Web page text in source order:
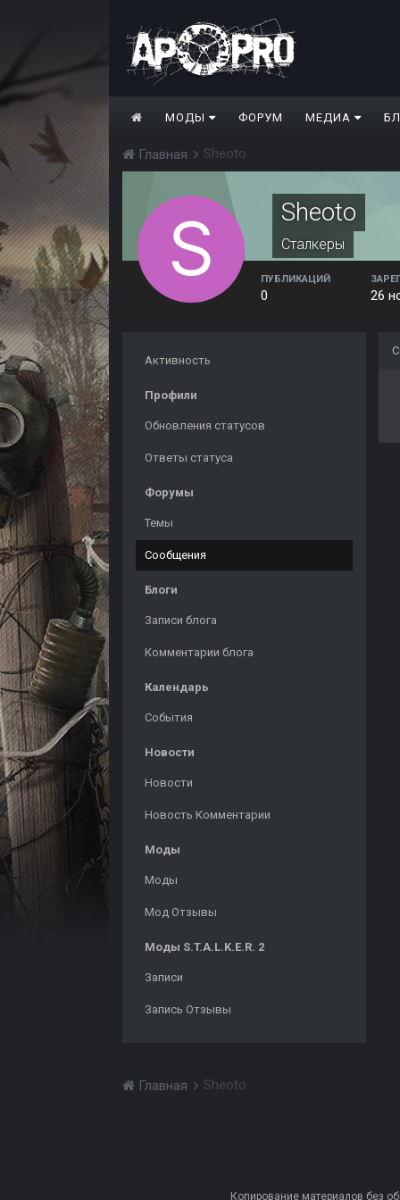
МОДЫ ФОРУМ МЕДИА
Главная Sheoto
Sheoto
Сталкеры
ПУБЛИКАЦИЙ
0 26
Активность
Профили
Обновления статусов
Ответы статуса
Форумы
Темы
Сообщения
Блоги
Записи блога
Комментарии блога
Календарь
События
Новости
Новости
Новость Комментарии
Моды
Моды
Мод Отзывы
Моды S.T.A.L.K.E.R. 2
Записи
Запись Отзывы
Главная Sheoto
Копирование материалов без